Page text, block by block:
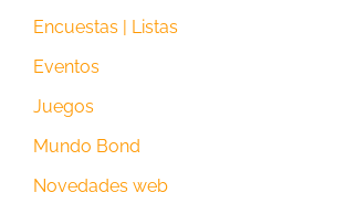
Encuestas | Listas
Eventos
Juegos
Mundo Bond
Novedades web